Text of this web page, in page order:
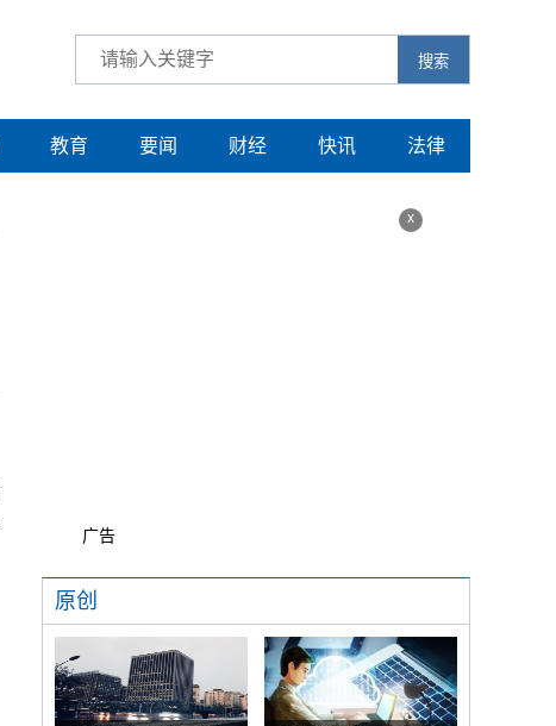
搜索
教育 要闻 财经 快讯 法律
x
广告
原创